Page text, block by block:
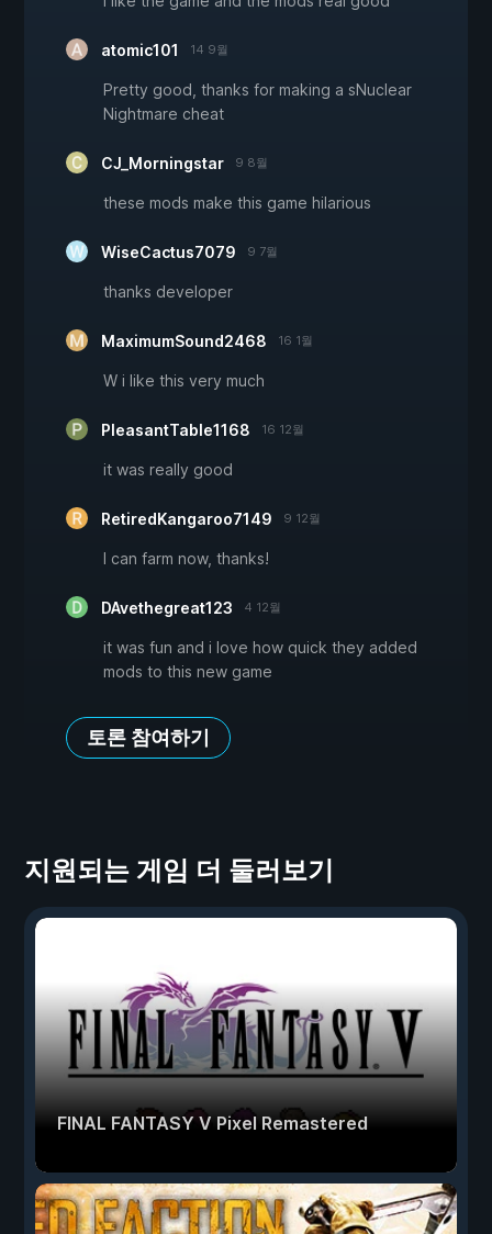
atomic101 14 9월
Pretty good, thanks for making a sNuclear
Nightmare cheat
CJ_Morningstar 9 8월
these mods make this game hilarious
WiseCactus7079 9 7월
thanks developer
MaximumSound2468 16 1월
W i like this very much
PleasantTable1168 16 12월
it was really good
RetiredKangaroo7149 9 12월
I can farm now, thanks!
DAvethegreat123 4 12월
it was fun and i love how quick they added
mods to this new game
토론 참여하기
지원되는 게임 더 둘러보기
FINAL FANTASY V Pixel Remastered